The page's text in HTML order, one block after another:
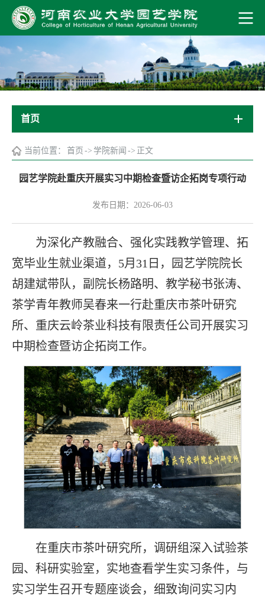
首页
当前位置： 首页 -> 学院新闻 -> 正文
园艺学院赴重庆开展实习中期检查暨访企拓岗专项行动
发布日期：2026-06-03
为深化产教融合、强化实践教学管理、拓
宽毕业生就业渠道，5月31日，园艺学院院长
胡建斌带队，副院长杨路明、教学秘书张涛、
茶学青年教师吴春来一行赴重庆市茶叶研究
所、重庆云岭茶业科技有限责任公司开展实习
中期检查暨访企拓岗工作。
在重庆市茶叶研究所，调研组深入试验茶
园、科研实验室，实地查看学生实习条件，与
实习学生召开专题座谈会，细致询问实习内